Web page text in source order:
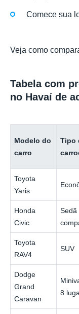
Comece sua
Veja como
Tabela com
no Havaí de
Modelo do
carro
Tipo
Toyota
Yaris
Honda
Civic
Sedã
Toyota
RAV4
SUV
Dodge
Grand
Caravan
8